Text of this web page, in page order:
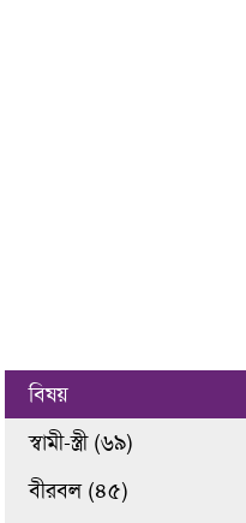
বিষয়
স্বামী-স্ত্রী (৬৯)
বীরবল (৪৫)